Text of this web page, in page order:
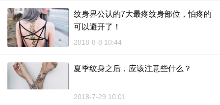
纹身界公认的7大最疼纹身部位，怕疼的
可以避开了！
2018-8-8 10:44
夏季纹身之后，应该注意些什么？
2018-7-29 10:01